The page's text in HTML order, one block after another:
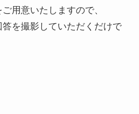
用意いたしますので、
を撮影していただくだけで